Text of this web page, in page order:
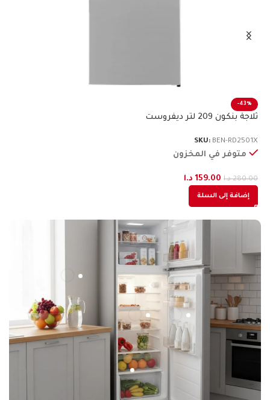
-43%
ثلاجة بنكون 209 لتر ديفروست
SKU: BEN-RD2501X
متوفر في المخزون
280.00 د.ا 159.00 د.ا
إضافة إلى السلة